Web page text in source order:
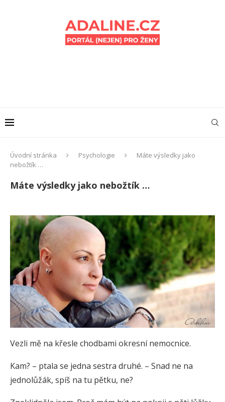
Úvodní stránka Psychologie
Máte výsledky jako
nebožtík …
Máte výsledky jako nebožtík …
Vezli mě na křesle chodbami okresní nemocnice.
Kam? – ptala se jedna sestra druhé. – Snad ne na
jednolůžák, spíš na tu pětku, ne?